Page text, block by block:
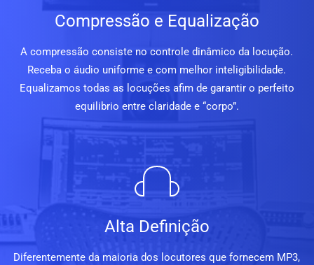
Compressão e Equalização
A compressão consiste no controle dinâmico da locução.
Receba o áudio uniforme e com melhor inteligibilidade.
Equalizamos todas as locuções afim de garantir o perfeito
equilibrio entre claridade e “corpo”.
Alta Definição
Diferentemente da maioria dos locutores que fornecem MP3,